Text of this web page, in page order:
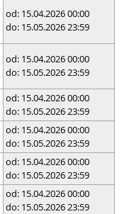
od: 15.04.2026 00:00
do: 15.05.2026 23:59
od: 15.04.2026 00:00
do: 15.05.2026 23:59
od: 15.04.2026 00:00
do: 15.05.2026 23:59
od: 15.04.2026 00:00
do: 15.05.2026 23:59
od: 15.04.2026 00:00
do: 15.05.2026 23:59
od: 15.04.2026 00:00
do: 15.05.2026 23:59